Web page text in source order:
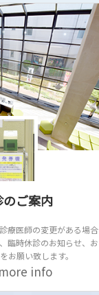
ご案内
療医師の変更がある場合
臨時休診のお知らせ、お
お願い致します。
info